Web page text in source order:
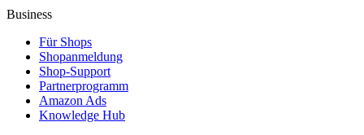
Business
Für Shops
Shopanmeldung
Shop-Support
Partnerprogramm
Amazon Ads
Knowledge Hub